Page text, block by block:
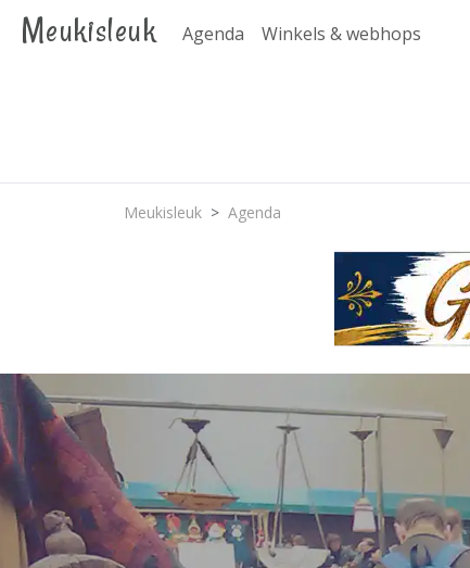
Meukisleuk Agenda Winkels & webhops
Meukisleuk Agenda